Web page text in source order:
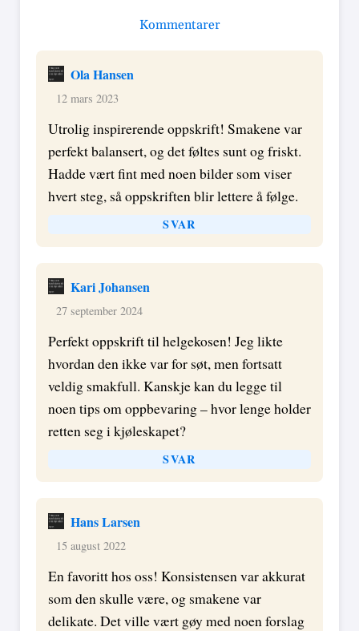
Kommentarer
Ola Hansen
12 mars 2023
Utrolig inspirerende oppskrift! Smakene var
perfekt balansert, og det føltes sunt og friskt.
Hadde vært fint med noen bilder som viser
hvert steg, så oppskriften blir lettere å følge.
SVAR
Kari Johansen
27 september 2024
Perfekt oppskrift til helgekosen! Jeg likte
hvordan den ikke var for søt, men fortsatt
veldig smakfull. Kanskje kan du legge til
noen tips om oppbevaring – hvor lenge holder
retten seg i kjøleskapet?
SVAR
Hans Larsen
15 august 2022
En favoritt hos oss! Konsistensen var akkurat
som den skulle være, og smakene var
delikate. Det ville vært gøy med noen forslag